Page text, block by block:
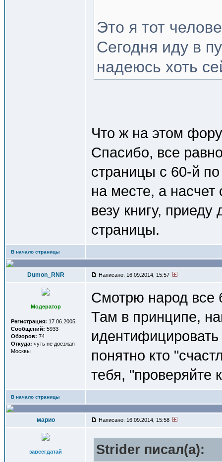
Это я тот
Сегодня иду в
надеюсь хоть
Что ж на этом
Спасибо, все
страницы с 60-й
на месте, а
везу книгу,
страницы.
В начало страницы
Dumon_RNR Написано: 16.09.2014, 15:57
Модератор
Регистрация: 17.06.2005
Сообщений: 5933
Обзоров: 74
Откуда: чуть не доезжая
Москвы
Смотрю народ все
Там в принципе,
понятно кто
тебя, "проверяйте
В начало страницы
марио Написано: 16.09.2014, 15:58
завсегдатай Strider писал(a):